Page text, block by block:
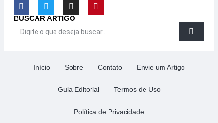
BUSCAR ARTIGO
Início Sobre Contato Envie um Artigo
Guia Editorial Termos de Uso
Política de Privacidade